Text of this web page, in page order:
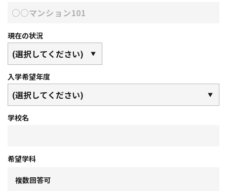
現在の状況
入学希望年度
学校名
希望学科
複数回答可